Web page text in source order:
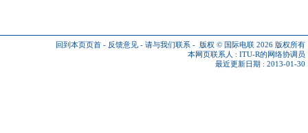
回到本页页首 - 反馈意见 - 请与我们联系 - 版权 © 国际电联 2026 版权所有
本网页联系人 : ITU-R的网络协调员
最近更新日期 : 2013-01-30